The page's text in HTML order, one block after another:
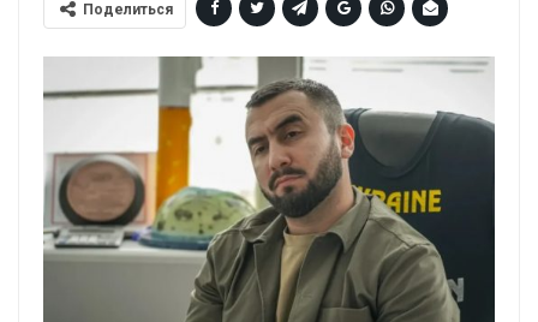
Поделиться